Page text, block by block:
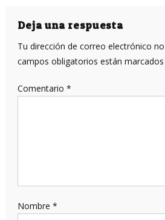
entradas
Deja una respuesta
Tu dirección de correo electrónico
campos obligatorios están
Comentario *
Nombre *